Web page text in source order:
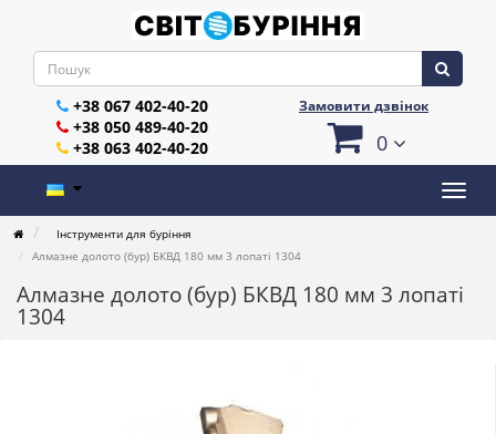
+38 067 402-40-20
+38 050 489-40-20
+38 063 402-40-20
Замовити дзвінок
0
Інструменти для буріння
Алмазне долото (бур) БКВД 180 мм 3 лопаті 1304
Алмазне долото (бур) БКВД 180 мм 3 лопаті
1304